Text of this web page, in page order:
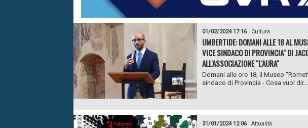
01/02/2024 17:16| Cultura
UMBERTIDE: DOMANI ALLE 18 AL
VICE SINDACO DI PROVINCIA" DI
ALL'ASSOCIAZIONE "L'AURA"
Domani alle ore 18, il Museo
sindaco di Provincia - Cosa vuol dir...
31/01/2024 12:06| Attualità